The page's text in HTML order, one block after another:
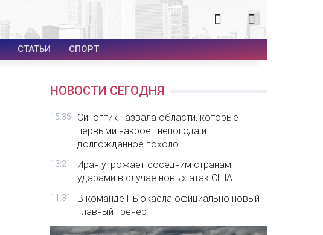
СТАТЬИ СПОРТ
НОВОСТИ СЕГОДНЯ
15:35
Синоптик назвала области, которые
первыми накроет непогода и
долгожданное похоло...
13:21
Иран угрожает соседним странам
ударами в случае новых атак США
11:31
В команде Ньюкасла официально новый
главный тренер